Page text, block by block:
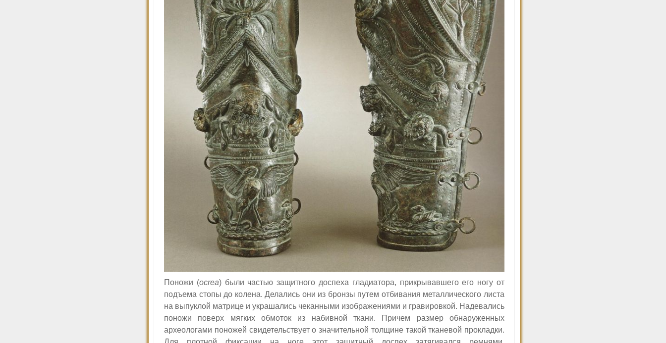
Поножи (ocrea) были частью защитного доспеха гладиатора, прикрывавшего его ногу от
подъема стопы до колена. Делались они из бронзы путем отбивания металлического листа
на выпуклой матрице и украшались чеканными изображениями и гравировкой. Надевались
поножи поверх мягких обмоток из набивной ткани. Причем размер обнаруженных
археологами поножей свидетельствует о значительной толщине такой тканевой прокладки.